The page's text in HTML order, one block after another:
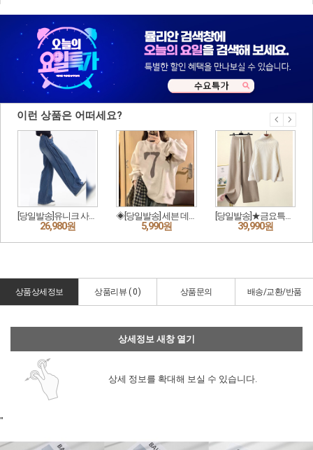
상품상세정보 상품리뷰 (0) 상품문의 배송/교환/반품
상세정보 새창 열기
상세 정보를 확대해 보실 수 있습니다.
"